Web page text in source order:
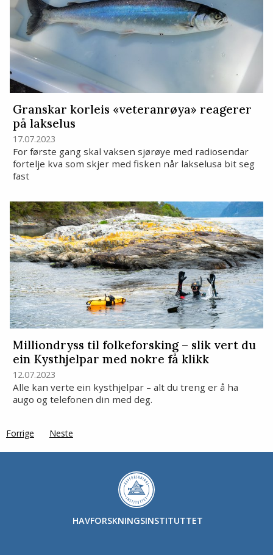
Granskar korleis «veteranrøya» reagerer
på lakselus
17.07.2023
For første gang skal vaksen sjørøye med radiosendar
fortelje kva som skjer med fisken når lakselusa bit seg
fast
Milliondryss til folkeforsking – slik vert du
ein Kysthjelpar med nokre få klikk
12.07.2023
Alle kan verte ein kysthjelpar – alt du treng er å ha
augo og telefonen din med deg.
Forrige pageNeste
HAVFORSKNINGSINSTITUTTET